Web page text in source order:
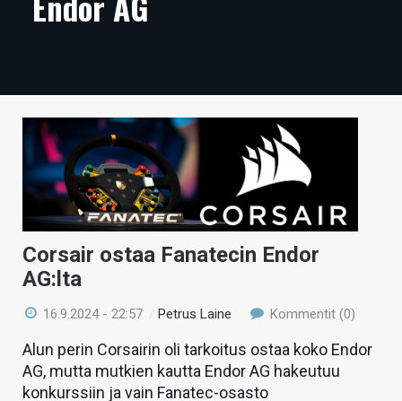
ARTIKKELIT
TECHBBS
TIETOA
HINTA.FI
KAUPPA
VAIHDA TEEMA
Corsair ostaa Fanatecin Endor
AG:lta
16.9.2024 - 22:57 / Petrus Laine Kommentit (0)
Alun perin Corsairin oli tarkoitus ostaa koko Endor
AG, mutta mutkien kautta Endor AG hakeutuu
konkurssiin ja vain Fanatec-osasto